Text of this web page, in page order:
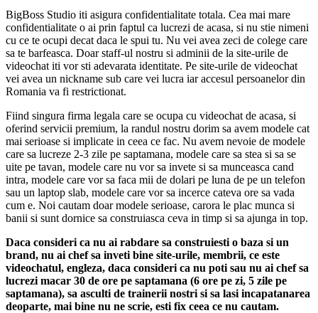
BigBoss Studio iti asigura confidentialitate totala. Cea mai mare
confidentialitate o ai prin faptul ca lucrezi de acasa, si nu stie nimeni
cu ce te ocupi decat daca le spui tu. Nu vei avea zeci de colege care
sa te barfeasca. Doar staff-ul nostru si adminii de la site-urile de
videochat iti vor sti adevarata identitate. Pe site-urile de videochat
vei avea un nickname sub care vei lucra iar accesul persoanelor din
Romania va fi restrictionat.
Fiind singura firma legala care se ocupa cu videochat de acasa, si
oferind servicii premium, la randul nostru dorim sa avem modele cat
mai serioase si implicate in ceea ce fac. Nu avem nevoie de modele
care sa lucreze 2-3 zile pe saptamana, modele care sa stea si sa se
uite pe tavan, modele care nu vor sa invete si sa munceasca cand
intra, modele care vor sa faca mii de dolari pe luna de pe un telefon
sau un laptop slab, modele care vor sa incerce cateva ore sa vada
cum e. Noi cautam doar modele serioase, carora le plac munca si
banii si sunt dornice sa construiasca ceva in timp si sa ajunga in top.
Daca consideri ca nu ai rabdare sa construiesti o baza si un
brand, nu ai chef sa inveti bine site-urile, membrii, ce este
videochatul, engleza, daca consideri ca nu poti sau nu ai chef sa
lucrezi macar 30 de ore pe saptamana (6 ore pe zi, 5 zile pe
saptamana), sa asculti de trainerii nostri si sa lasi incapatanarea
deoparte, mai bine nu ne scrie, esti fix ceea ce nu cautam.